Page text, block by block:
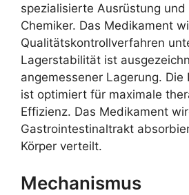
spezialisierte Ausrüstung
Chemiker. Das Medikament
Qualitätskontrollverfahren
Lagerstabilität ist
angemessener Lagerung.
ist optimiert für maximale
Effizienz. Das Medikament
Gastrointestinaltrakt
Körper verteilt.
Mechanismus